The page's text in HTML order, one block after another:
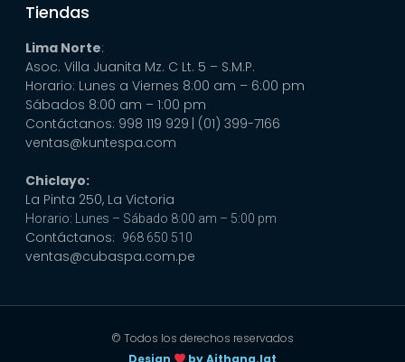
Tiendas
Lima Norte:
Asoc. Villa Juanita Mz. C Lt. 5 – S.M.P.
Horario: Lunes a Viernes 8:00 am – 6:00 pm
Sábados 8:00 am – 1:00 pm
Contáctanos: 998 119 929 | (01) 399-7166
ventas@kuntespa.com
Chiclayo:
La Pinta 250, La Victoria
Horario: Lunes – Sábado 8:00 am – 5:00 pm
Contáctanos: 968 650 510
ventas@cubaspa.com.pe
© Todos los derechos reservados
Design
by Aithana.lat